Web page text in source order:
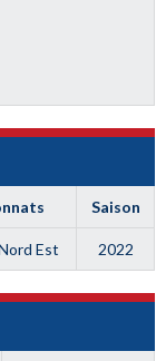
Saison
Est 2022